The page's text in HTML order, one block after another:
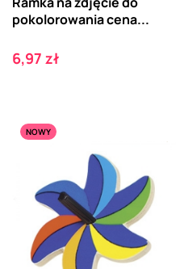
pokolorowania cena...
Cena
6,97 zł
NOWY